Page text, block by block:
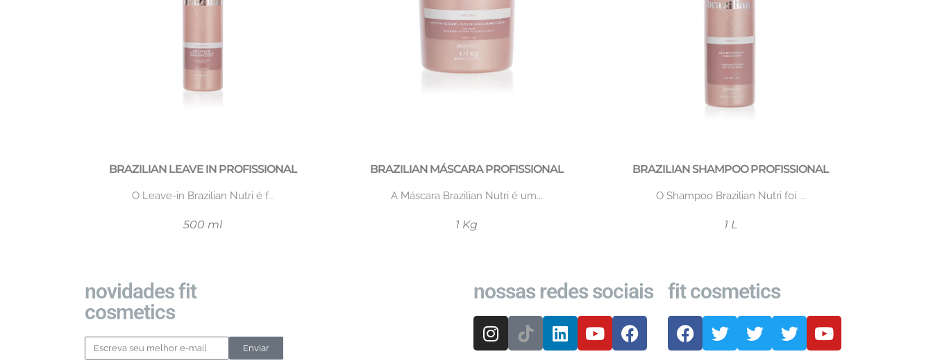
BRAZILIAN LEAVE IN PROFISSIONAL
O Leave-in Brazilian Nutri é f...
500 ml
BRAZILIAN MÁSCARA PROFISSIONAL
A Máscara Brazilian Nutri é um...
1 Kg
BRAZILIAN SHAMPOO PROFISSIONAL
O Shampoo Brazilian Nutri foi ...
1 L
novidades fit
cosmetics
Enviar
nossas redes sociais fit cosmetics